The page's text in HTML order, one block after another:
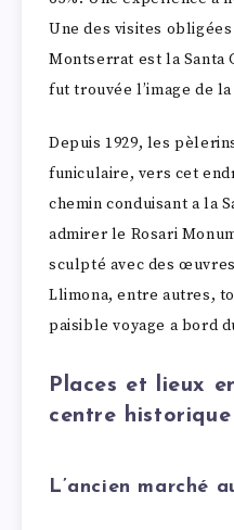
Une des visites
Montserrat est la Santa
fut trouvée l’image de
Depuis 1929, les
funiculaire, vers cet
chemin conduisant a la
admirer le Rosari
sculpté avec des œuvres
Llimona, entre autres,
paisible voyage a bord
Places et lieux
centre
L’ancien marché